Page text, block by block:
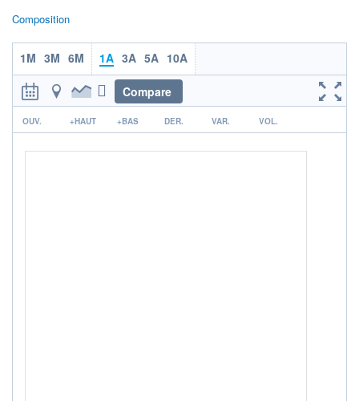
Allocation EUR Modérée
FONDS PARTENAIRES
TARIFS PRIVILÉGIÉS 0%
ÉLIGIBILITÉ
PEA PEA-PME BOURSOVIE LUX
BOURSOVIE
CTO BUSINESS
Composition
1M 3M 6M 1A 3A 5A 10A
Compare
r
OUV. +HAUT +BAS DER. VAR. VOL.